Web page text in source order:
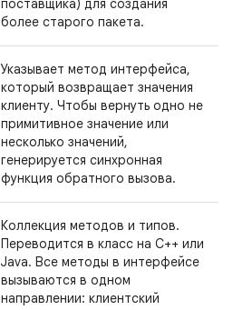
поставщика) для создания
более старого пакета.
Указывает метод интерфейса,
который возвращает значения
клиенту. Чтобы вернуть одно не
примитивное значение или
несколько значений,
генерируется синхронная
функция обратного вызова.
Коллекция методов и типов.
Переводится в класс на C++ или
Java. Все методы в интерфейсе
вызываются в одном
направлении: клиентский